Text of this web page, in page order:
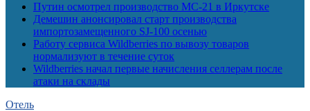
Путин осмотрел производство МС-21 в Иркутске
Демешин анонсировал старт производства
импортозамещенного SJ-100 осенью
Работу сервиса Wildberries по вывозу товаров
нормализуют в течение суток
Wildberries начал первые начисления селлерам после
атаки на склады
Отель